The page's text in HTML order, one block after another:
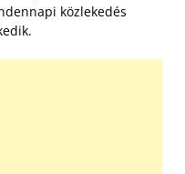
közlekedés